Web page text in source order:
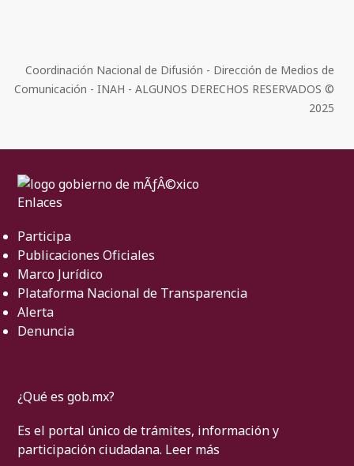
Coordinación Nacional de Difusión - Dirección de Medios de
Comunicación - INAH - ALGUNOS DERECHOS RESERVADOS ©
2025
Enlaces
Participa
Publicaciones Oficiales
Marco Jurídico
Plataforma Nacional de Transparencia
Alerta
Denuncia
¿Qué es gob.mx?
Es el portal único de trámites, información y
participación ciudadana. Leer más